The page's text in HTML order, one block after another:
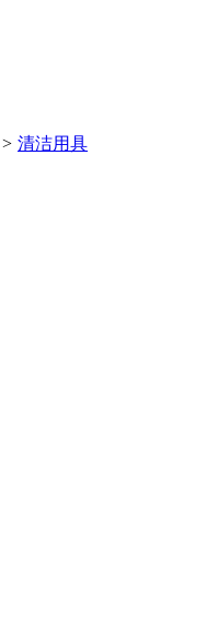
> 清洁用具